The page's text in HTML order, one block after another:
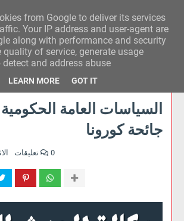
السياسات العامة
جائحة كورونا
0 تعليقات
from Google to deliver its services
Your IP address and user-agent are
along with performance and security
quality of service, generate usage
and address abuse.
LEARN MORE GOT IT